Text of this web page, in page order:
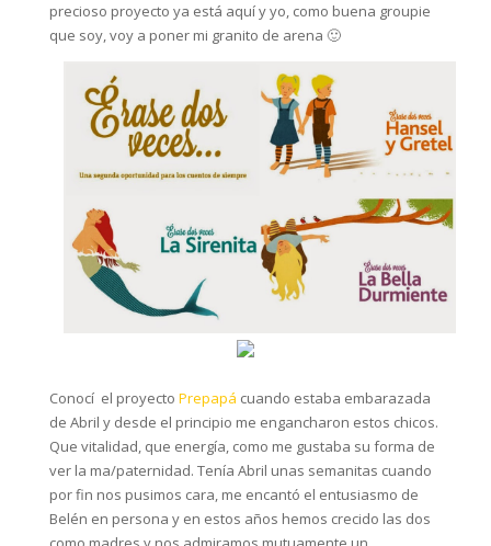
precioso proyecto ya está aquí y yo, como buena groupie
que soy, voy a poner mi granito de arena 🙂
Conocí el proyecto Prepapá cuando estaba embarazada
de Abril y desde el principio me engancharon estos chicos.
Que vitalidad, que energía, como me gustaba su forma de
ver la ma/paternidad. Tenía Abril unas semanitas cuando
por fin nos pusimos cara, me encantó el entusiasmo de
Belén en persona y en estos años hemos crecido las dos